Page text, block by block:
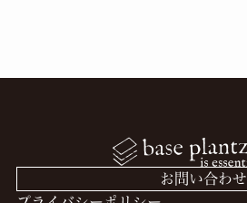
お問い合わせ